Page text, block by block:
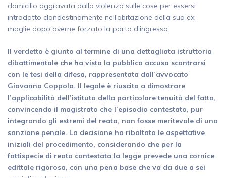
domicilio aggravata dalla violenza sulle cose per essersi
introdotto clandestinamente nell’abitazione della sua ex
moglie dopo averne forzato la porta d’ingresso.
Il verdetto è giunto al termine di una dettagliata istruttoria
dibattimentale che ha visto la pubblica accusa scontrarsi
con le tesi della difesa, rappresentata dall’avvocato
Giovanna Coppola. Il legale è riuscito a dimostrare
l’applicabilità dell’istituto della particolare tenuità del fatto,
convincendo il magistrato che l’episodio contestato, pur
integrando gli estremi del reato, non fosse meritevole di una
sanzione penale. La decisione ha ribaltato le aspettative
iniziali del procedimento, considerando che per la
fattispecie di reato contestata la legge prevede una cornice
edittale rigorosa, con una pena base che va da due a sei